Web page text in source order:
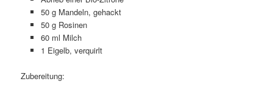
50 g Mandeln, gehackt
50 g Rosinen
60 ml Milch
1 Eigelb, verquirlt
Zubereitung: